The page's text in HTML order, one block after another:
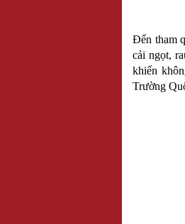
Đến tham
cải ngọt,
khiến
Trường